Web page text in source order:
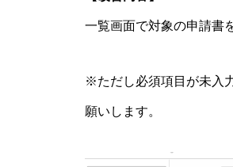
一覧画面で対象の申請書
※ただし必須項目が未入
願いします。